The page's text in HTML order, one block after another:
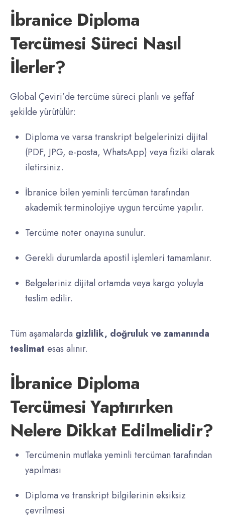
İbranice Diploma
Tercümesi Süreci Nasıl
İlerler?
Global Çeviri’de tercüme süreci planlı ve şeffaf
şekilde yürütülür:
Diploma ve varsa transkript belgelerinizi dijital
(PDF, JPG, e-posta, WhatsApp) veya fiziki olarak
iletirsiniz.
İbranice bilen yeminli tercüman tarafından
akademik terminolojiye uygun tercüme yapılır.
Tercüme noter onayına sunulur.
Gerekli durumlarda apostil işlemleri tamamlanır.
Belgeleriniz dijital ortamda veya kargo yoluyla
teslim edilir.
Tüm aşamalarda gizlilik, doğruluk ve zamanında
teslimat esas alınır.
İbranice Diploma
Tercümesi Yaptırırken
Nelere Dikkat Edilmelidir?
Tercümenin mutlaka yeminli tercüman tarafından
yapılması
Diploma ve transkript bilgilerinin eksiksiz
çevrilmesi